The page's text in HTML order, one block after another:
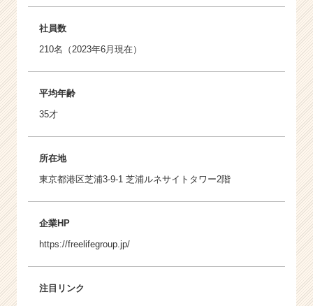
社員数
210名（2023年6月現在）
平均年齢
35才
所在地
東京都港区芝浦3-9-1 芝浦ルネサイトタワー2階
企業HP
https://freelifegroup.jp/
注目リンク